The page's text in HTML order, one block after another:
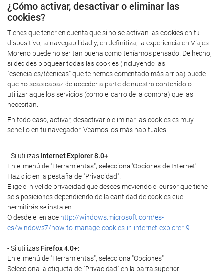
¿Cómo activar, desactivar o eliminar las
cookies?
Tienes que tener en cuenta que si no se activan las cookies en tu
dispositivo, la navegabilidad y, en definitiva, la experiencia en Viajes
Moreno puede no ser tan buena como teníamos pensado. De hecho,
si decides bloquear todas las cookies (incluyendo las
"esenciales/técnicas" que te hemos comentado más arriba) puede
que no seas capaz de acceder a parte de nuestro contenido o
utilizar aquellos servicios (como el carro de la compra) que las
necesitan.
En todo caso, activar, desactivar o eliminar las cookies es muy
sencillo en tu navegador. Veamos los más habituales:
- Si utilizas Internet Explorer 8.0+:
En el menú de "Herramientas", selecciona 'Opciones de Internet'
Haz clic en la pestaña de "Privacidad".
Elige el nivel de privacidad que desees moviendo el cursor que tiene
seis posiciones dependiendo de la cantidad de cookies que
permitirás se instalen.
O desde el enlace http://windows.microsoft.com/es-
es/windows7/how-to-manage-cookies-in-internet-explorer-9
- Si utilizas Firefox 4.0+:
En el menú de "Herramientas", selecciona "Opciones"
Selecciona la etiqueta de "Privacidad" en la barra superior